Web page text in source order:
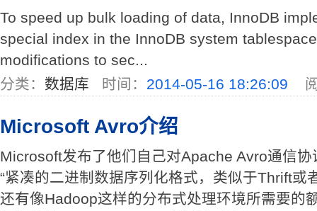
To speed up bulk loading of data, InnoDB
special index in the InnoDB system
modifications to sec...
分类： 数据库 时间： 2014-05-16 18:26:09 阅
Microsoft Avro介绍
Microsoft发布了他们自己对Apache Avro通信
“紧凑的二进制数据序列化格式，类似于Thrift或
还有像Hadoop这样的分布式处理环境所需要的